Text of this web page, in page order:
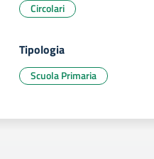
Circolari
Tipologia
Scuola Primaria